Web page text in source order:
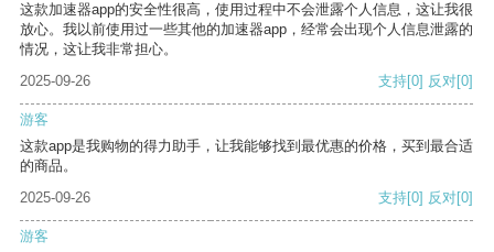
这款加速器app的安全性很高，使用过程中不会泄露个人信息，这让我很
放心。我以前使用过一些其他的加速器app，经常会出现个人信息泄露的
情况，这让我非常担心。
2025-09-26
支持[0] 反对[0]
游客
这款app是我购物的得力助手，让我能够找到最优惠的价格，买到最合适
的商品。
2025-09-26
支持[0] 反对[0]
游客